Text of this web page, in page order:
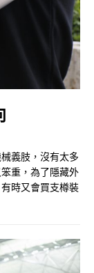
義肢，沒有太多
重，為了隱藏外
時又會買支樽裝